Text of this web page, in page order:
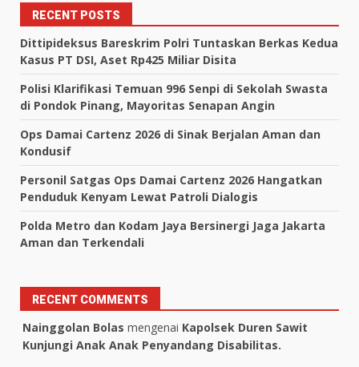
RECENT POSTS
Dittipideksus Bareskrim Polri Tuntaskan Berkas Kedua
Kasus PT DSI, Aset Rp425 Miliar Disita
Polisi Klarifikasi Temuan 996 Senpi di Sekolah Swasta
di Pondok Pinang, Mayoritas Senapan Angin
Ops Damai Cartenz 2026 di Sinak Berjalan Aman dan
Kondusif
Personil Satgas Ops Damai Cartenz 2026 Hangatkan
Penduduk Kenyam Lewat Patroli Dialogis
Polda Metro dan Kodam Jaya Bersinergi Jaga Jakarta
Aman dan Terkendali
RECENT COMMENTS
Nainggolan Bolas mengenai Kapolsek Duren Sawit
Kunjungi Anak Anak Penyandang Disabilitas.